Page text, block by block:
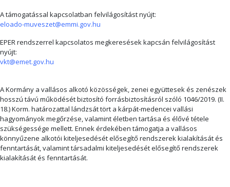
A támogatással kapcsolatban felvilágosítást nyújt:
eloado-muveszet@emmi.gov.hu
EPER rendszerrel kapcsolatos megkeresések kapcsán felvilágosítást
nyújt:
vkt@emet.gov.hu
A Kormány a vallásos alkotó közösségek, zenei együttesek és zenészek
hosszú távú működését biztosító forrásbiztosításról szóló 1046/2019. (II.
18.) Korm. határozattal lándzsát tört a kárpát-medencei vallási
hagyományok megőrzése, valamint életben tartása és élővé tétele
szükségessége mellett. Ennek érdekében támogatja a vallásos
könnyűzene alkotói kiteljesedését elősegítő rendszerek kialakítását és
fenntartását, valamint társadalmi kiteljesedését elősegítő rendszerek
kialakítását és fenntartását.